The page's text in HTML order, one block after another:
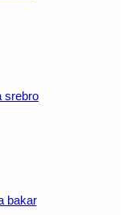
srebro
bakar